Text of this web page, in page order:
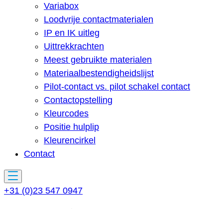
Variabox
Loodvrije contactmaterialen
IP en IK uitleg
Uittrekkrachten
Meest gebruikte materialen
Materiaalbestendigheidslijst
Pilot-contact vs. pilot schakel contact
Contactopstelling
Kleurcodes
Positie hulplip
Kleurencirkel
Contact
+31 (0)23 547 0947